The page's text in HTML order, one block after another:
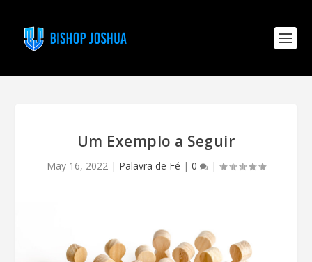
Um Exemplo a Seguir
May 16, 2022 | Palavra de Fé | 0 |